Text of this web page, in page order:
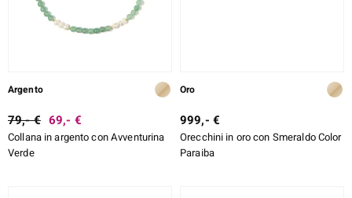
Argento
79,- € 69,- €
Collana in argento con Avventurina
Verde
Oro
999,- €
Orecchini in oro con Smeraldo Color
Paraiba